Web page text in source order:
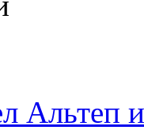
Альтеп